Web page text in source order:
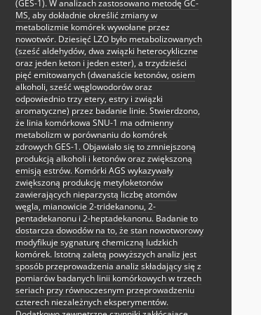
(GES-1). W analizach zastosowano metodę GC-
MS, aby dokładnie określić zmiany w
metabolizmie komórek wywołane przez
nowotwór. Dziesięć LZO było metabolizowanych
(sześć aldehydów, dwa związki heterocykliczne
oraz jeden keton i jeden ester), a trzydzieści
pięć emitowanych (dwanaście ketonów, osiem
alkoholi, sześć węglowodorów oraz
odpowiednio trzy etery, estry i związki
aromatyczne) przez badanie linie. Stwierdzono,
że linia komórkowa SNU-1 ma odmienny
metabolizm w porównaniu do komórek
zdrowych GES-1. Objawiało się to zmniejszoną
produkcją alkoholi i ketonów oraz zwiększoną
emisją estrów. Komórki AGS wykazywały
zwiększoną produkcję metyloketonów
zawierających nieparzystą liczbę atomów
węgla, mianowicie 2-tridekanonu, 2-
pentadekanonu i 2-heptadekanonu. Badanie to
dostarcza dowodów na to, że stan nowotworowy
modyfikuje sygnaturę chemiczną ludzkich
komórek. Istotną zaletą powyższych analiz jest
sposób przeprowadzenia analiz składający się z
pomiarów badanych linii komórkowych w trzech
seriach przy równoczesnym przeprowadzeniu
czterech niezależnych eksperymentów.